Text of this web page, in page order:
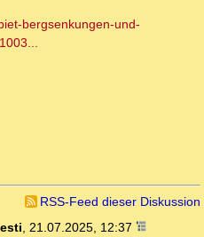
bergsenkungen-und-
RSS-Feed dieser Diskussion
, 21.07.2025, 12:37